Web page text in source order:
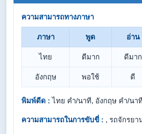
ความสามารถทางภาษา
ภาษา พูด อ่าน
ไทย ดีมาก ดีมาก
อังกฤษ พอใช้ ดี
พิมพ์ดีด : ไทย คำ/นาที, อังกฤษ คำ/นาที
ความสามารถในการขับขี่ : , รถจักรยา